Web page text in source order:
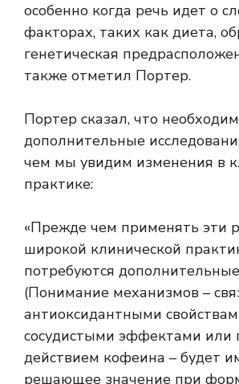
особенно когда речь идет о
факторах, таких как диета,
генетическая
также отметил Портер.
Портер сказал, что
дополнительные
чем мы увидим изменения в
практике:
«Прежде чем применять эти
широкой клинической
потребуются
(Понимание механизмов –
антиоксидантными
сосудистыми эффектами
действием кофеина – будет
решающее значение при